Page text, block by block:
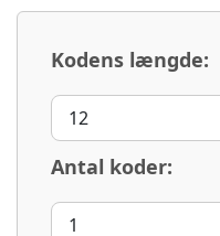
Kodens længde:
Antal koder: